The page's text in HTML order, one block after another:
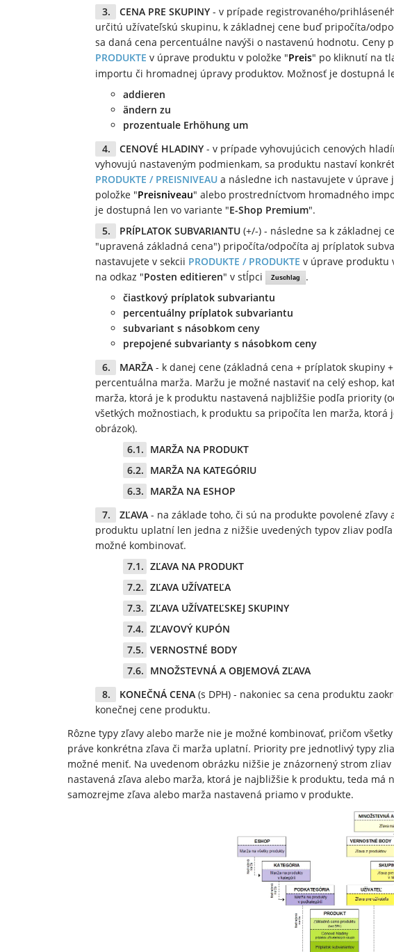
CENA PRE SKUPINY - v prípade registrovaného/
určitú užívateľskú skupinu, k základnej cene buď pripočíta/
sa daná cena percentuálne navýši o nastavenú hodnotu. Ceny
PRODUKTE v úprave produktu v položke "Preis" po kliknutí na
importu či hromadnej úpravy produktov. Možnosť je dostupná
addieren
ändern zu
prozentuale Erhöhung um
CENOVÉ HLADINY - v prípade vyhovujúcich cenových
vyhovujú nastaveným podmienkam, sa produktu nastaví
PRODUKTE / PREISNIVEAU a následne ich nastavujete v úprave
položke "Preisniveau" alebo prostredníctvom hromadného
je dostupná len vo variante "E-Shop Premium".
PRÍPLATOK SUBVARIANTU (+/-) - následne sa k základnej
"upravená základná cena") pripočíta/odpočíta aj príplatok
nastavujete v sekcii PRODUKTE / PRODUKTE v úprave produktu
na odkaz "Posten editieren" v stĺpci Zuschlag
.
čiastkový príplatok subvariantu
percentuálny príplatok subvariantu
subvariant s násobkom ceny
prepojené subvarianty s násobkom ceny
MARŽA - k danej cene (základná cena + príplatok
percentuálna marža. Maržu je možné nastaviť na celý eshop,
marža, ktorá je k produktu nastavená najbližšie podľa priority
všetkých možnostiach, k produktu sa pripočíta len marža,
obrázok).
MARŽA NA PRODUKT
MARŽA NA KATEGÓRIU
MARŽA NA ESHOP
ZĽAVA - na základe toho, či sú na produkte povolené
produktu uplatní len jedna z nižšie uvedených typov zliav
možné kombinovať.
ZĽAVA NA PRODUKT
ZĽAVA UŽÍVATEĽA
ZĽAVA UŽÍVATEĽSKEJ SKUPINY
ZĽAVOVÝ KUPÓN
VERNOSTNÉ BODY
MNOŽSTEVNÁ A OBJEMOVÁ ZĽAVA
KONEČNÁ CENA (s DPH) - nakoniec sa cena produktu
konečnej cene produktu.
Rôzne typy zľavy alebo marže nie je možné kombinovať, pričom
práve konkrétna zľava či marža uplatní. Priority pre jednotlivý typy
možné meniť. Na uvedenom obrázku nižšie je znázornený strom
nastavená zľava alebo marža, ktorá je najbližšie k produktu, teda
samozrejme zľava alebo marža nastavená priamo v produkte.